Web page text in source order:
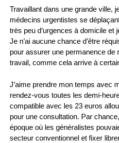
Travaillant dans une grande ville,
médecins urgentistes se
très peu d’urgences à domicile et
Je n’ai aucune chance d’être
pour assurer une permanence de
travail, comme cela arrive à
J’aime prendre mon temps avec
rendez-vous toutes les demi-
compatible avec les 23 euros
pour une consultation. Par
époque où les généralistes
secteur conventionnel et fixer